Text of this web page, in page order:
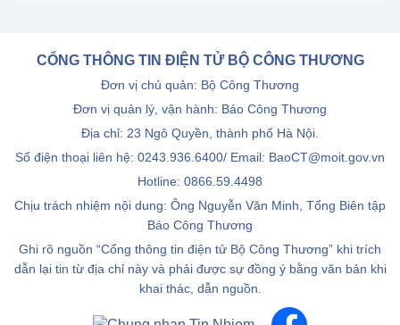
CỔNG THÔNG TIN ĐIỆN TỬ BỘ CÔNG THƯƠNG
Đơn vị chủ quản: Bộ Công Thương
Đơn vị quản lý, vận hành: Báo Công Thương
Địa chỉ: 23 Ngô Quyền, thành phố Hà Nội.
Số điện thoại liên hệ: 0243.936.6400/ Email: BaoCT@moit.gov.vn
Hotline: 0866.59.4498
Chịu trách nhiệm nội dung: Ông Nguyễn Văn Minh, Tổng Biên tập
Báo Công Thương
Ghi rõ nguồn “Cổng thông tin điện tử Bộ Công Thương” khi trích
dẫn lại tin từ địa chỉ này và phải được sự đồng ý bằng văn bản khi
khai thác, dẫn nguồn.